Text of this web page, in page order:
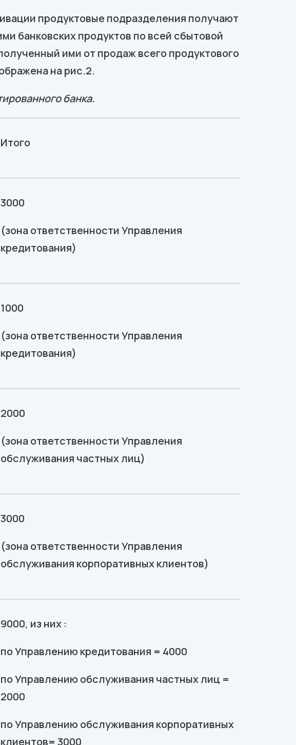
продуктовые подразделения получают
банковских продуктов по всей сбытовой
ими от продаж всего продуктового
на рис.2.
банка.
Итого
3000
(зона ответственности Управления
кредитования)
1000
(зона ответственности Управления
кредитования)
2000
(зона ответственности Управления
обслуживания частных лиц)
3000
(зона ответственности Управления
обслуживания корпоративных клиентов)
9000, из них :
по Управлению кредитования = 4000
по Управлению обслуживания частных лиц =
2000
по Управлению обслуживания корпоративных
клиентов= 3000